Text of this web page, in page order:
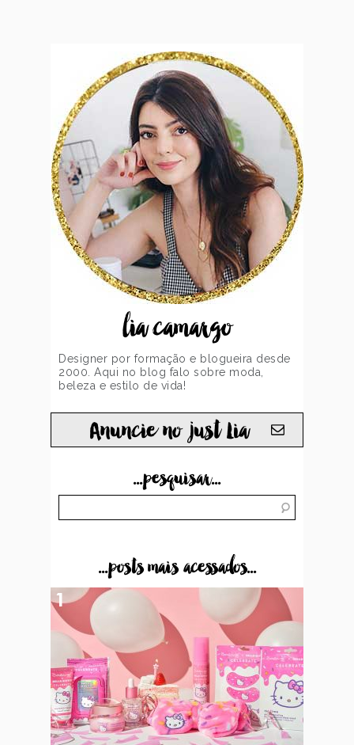
lia camargo
Designer por formação e blogueira desde
2000. Aqui no blog falo sobre moda,
beleza e estilo de vida!
Anuncie no just Lia
...pesquisar...
...posts mais acessados...
1